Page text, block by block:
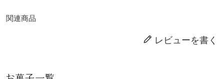
関連商品
レビューを書く